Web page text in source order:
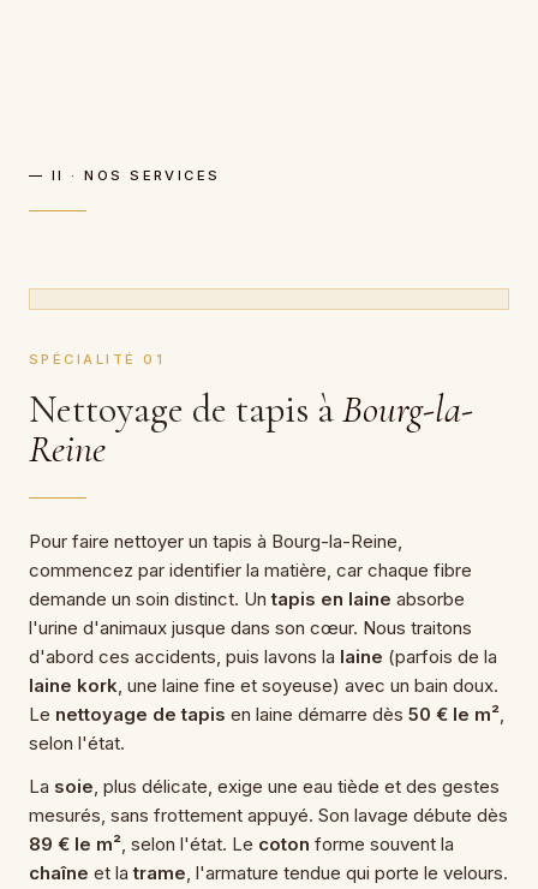
— II · NOS SERVICES
SPÉCIALITÉ 01
Nettoyage de tapis àBourg-la-
Reine
Pour faire nettoyer un tapis à Bourg-la-Reine,
commencez par identifier la matière, car chaque fibre
demande un soin distinct. Untapis en laine absorbe
l'urine d'animaux jusque dans son cœur. Nous traitons
d'abord ces accidents, puis lavons la laine (parfois de la
laine kork, une laine fine et soyeuse) avec un bain doux.
Le nettoyage de tapis en laine démarre dès 50 € le m²,
selon l'état.
La soie, plus délicate, exige une eau tiède et des gestes
mesurés, sans frottement appuyé. Son lavage débute dès
89 € le m², selon l'état. Le coton forme souvent la
chaîne et latrame, l'armature tendue qui porte le velours.